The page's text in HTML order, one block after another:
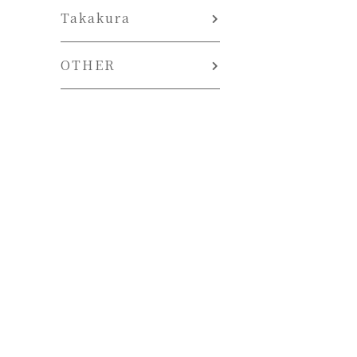
Takakura
OTHER